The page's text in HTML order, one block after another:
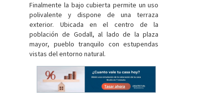
Finalmente la bajo cubierta permite un uso
polivalente y dispone de una terraza
exterior. Ubicada en el centro de la
población de Godall, al lado de la plaza
mayor, pueblo tranquilo con estupendas
vistas del entorno natural.